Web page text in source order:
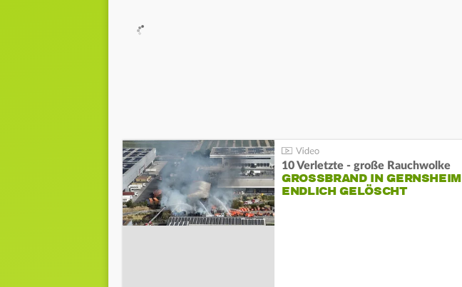
10 Verletzte - große Rauchwolke
GROSSBRAND IN GERNSHEIM E
NDLICH GELÖSCHT